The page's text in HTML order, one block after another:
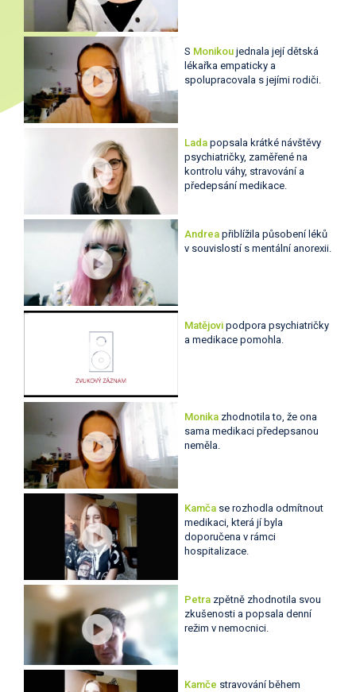
S Monikoujednala její dětská
lékařka empaticky a
spolupracovala s jejími rodiči.
Ladapopsala krátké návštěvy
psychiatričky, zaměřené na
kontrolu váhy, stravování a
předepsání medikace.
Andrea přiblížila působení léků
v souvislostí s mentální anorexii.
Matějovi podpora psychiatričky
a medikace pomohla.
Monikazhodnotila to, že ona
sama medikaci předepsanou
neměla.
Kamčase rozhodla odmítnout
medikaci, která jí byla
doporučena v rámci
hospitalizace.
Petra zpětně zhodnotila svou
zkušenosti a popsala denní
režim v nemocnici.
Kamče stravování během